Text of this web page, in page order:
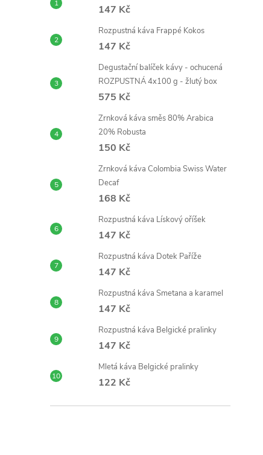
147 Kč
Rozpustná káva Frappé Kokos
147 Kč
Degustační balíček kávy - ochucená
ROZPUSTNÁ 4x100 g - žlutý box
575 Kč
Zrnková káva směs 80% Arabica
20% Robusta
150 Kč
Zrnková káva Colombia Swiss Water
Decaf
168 Kč
Rozpustná káva Lískový oříšek
147 Kč
Rozpustná káva Dotek Paříže
147 Kč
Rozpustná káva Smetana a karamel
147 Kč
Rozpustná káva Belgické pralinky
147 Kč
Mletá káva Belgické pralinky
122 Kč